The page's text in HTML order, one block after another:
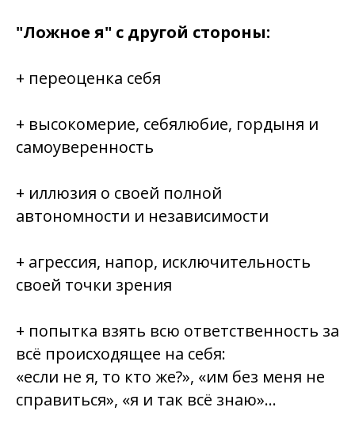
"Ложное я" с другой стороны:
+ переоценка себя
+ высокомерие, себялюбие, гордыня и
самоуверенность
+ иллюзия о своей полной
автономности и независимости
+ агрессия, напор, исключительность
своей точки зрения
+ попытка взять всю ответственность за
всё происходящее на себя:
«если не я, то кто же?», «им без меня не
справиться», «я и так всё знаю»…